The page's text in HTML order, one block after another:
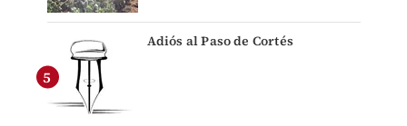
Adiós al Paso de Cortés